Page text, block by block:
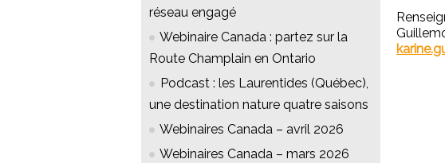
réseau engagé
Webinaire Canada : partez sur la
Route Champlain en Ontario
Podcast : les Laurentides (Québec),
une destination nature quatre saisons
Webinaires Canada – avril 2026
Webinaires Canada – mars 2026